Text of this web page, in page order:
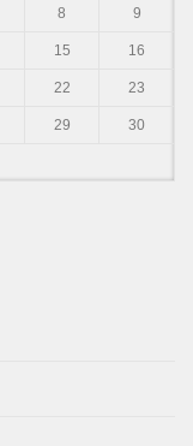
8 9
15 16
22 23
29 30